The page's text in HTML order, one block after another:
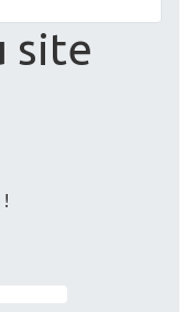
site
!